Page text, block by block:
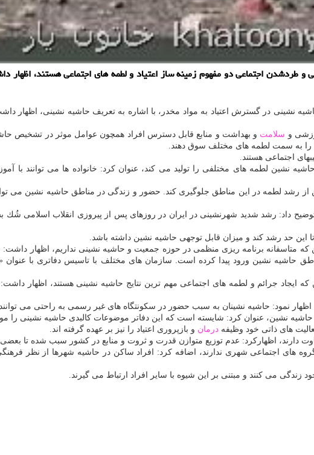
و طردشدن اجتماعی دو مفهوم زمینه ساز اعتیاد و لطمه های اجتماعی هستند،
نشینی در گسترش اعتیاد به مواد مخدر، با اشاره به تعریف حاشیه نشینی، اظهار
و سلامت و بهداشت و منابع قابل دسترس افراد همچون عوامل موثر در تشخیص
را به سمت لطمه های مختلف سوق دهند.
اجتماعی هستند.
نشین لطمه های مختلفی را تولید می كند، عنوان كرد: خانواده ها می توانند با
رشد لطمه در این مناطق جلوگیری كند. حضور و زندگی در مناطق حاشیه نشین می
داد: رشد شدید شهرنشینی در ایران در روزهای پس از پیروزی انقلاب اسلامی شُك
این حد رشد كند و میزان قابل توجهی حاشیه نشین داشته باشد.
متاسفانه برنامه ریزی منظمی در حوزه جمعیت و حاشیه نشینی نداریم، اظهار
نشین ورود پیدا كرده است. سازمان های مختلف با تاسیس دفاتری با عنوان
ایجاد جرائم و لطمه های اجتماعی مهم ترین نتایج حاشیه نشینی هستند، اظهار
نمود: حاشیه نشینان به سبب حضور در سكونتگاه های غیر رسمی به راحتی می توانند
نشین، عنوان كرد: شایسته است كه این دفاتر موضوعات كالبدی حاشیه نشینی را
های ذاتی خود وظیفه درمان و بازپروری اعتیاد را نیز بر عهده گرفته اند.
دارند، اظهاركرد: عدم توزیع متوازن قدرت و ثروت و منابع در كشور سبب شده تا
های اجتماعی شهری ندارند، اضافه كرد: افراد ساكن در حاشیه شهرها از نظر
می كنند و مبتنی بر این شیوه با سایر افراد ارتباط می گیرند.